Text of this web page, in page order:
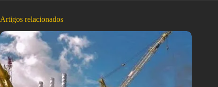
Artigos relacionados